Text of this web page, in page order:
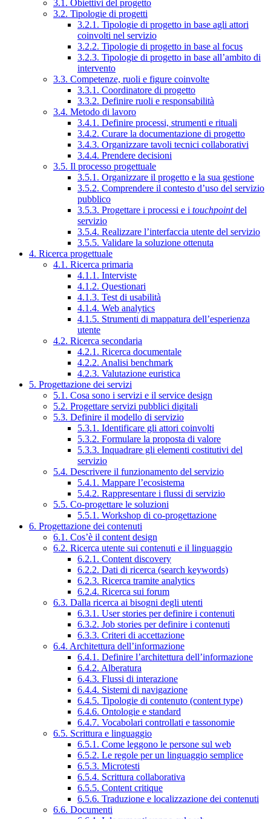
3.1. Obiettivi del progetto
3.2. Tipologie di progetti
3.2.1. Tipologie di progetto in base agli attori
coinvolti nel servizio
3.2.2. Tipologie di progetto in base al focus
3.2.3. Tipologie di progetto in base all’ambito di
intervento
3.3. Competenze, ruoli e figure coinvolte
3.3.1. Coordinatore di progetto
3.3.2. Definire ruoli e responsabilità
3.4. Metodo di lavoro
3.4.1. Definire processi, strumenti e rituali
3.4.2. Curare la documentazione di progetto
3.4.3. Organizzare tavoli tecnici collaborativi
3.4.4. Prendere decisioni
3.5. Il processo progettuale
3.5.1. Organizzare il progetto e la sua gestione
3.5.2. Comprendere il contesto d’uso del servizio
pubblico
3.5.3. Progettare i processi e i touchpointdel
servizio
3.5.4. Realizzare l’interfaccia utente del servizio
3.5.5. Validare la soluzione ottenuta
4. Ricerca progettuale
4.1. Ricerca primaria
4.1.1. Interviste
4.1.2. Questionari
4.1.3. Test di usabilità
4.1.4. Web analytics
4.1.5. Strumenti di mappatura dell’esperienza
utente
4.2. Ricerca secondaria
4.2.1. Ricerca documentale
4.2.2. Analisi benchmark
4.2.3. Valutazione euristica
5. Progettazione dei servizi
5.1. Cosa sono i servizi e il service design
5.2. Progettare servizi pubblici digitali
5.3. Definire il modello di servizio
5.3.1. Identificare gli attori coinvolti
5.3.2. Formulare la proposta di valore
5.3.3. Inquadrare gli elementi costitutivi del
servizio
5.4. Descrivere il funzionamento del servizio
5.4.1. Mappare l’ecosistema
5.4.2. Rappresentare i flussi di servizio
5.5. Co-progettare le soluzioni
5.5.1. Workshop di co-progettazione
6. Progettazione dei contenuti
6.1. Cos’è il content design
6.2. Ricerca utente sui contenuti e il linguaggio
6.2.1. Content discovery
6.2.2. Dati di ricerca (search keywords)
6.2.3. Ricerca tramite analytics
6.2.4. Ricerca sui forum
6.3. Dalla ricerca ai bisogni degli utenti
6.3.1. User stories per definire i contenuti
6.3.2. Job stories per definire i contenuti
6.3.3. Criteri di accettazione
6.4. Architettura dell’informazione
6.4.1. Definire l’architettura dell’informazione
6.4.2. Alberatura
6.4.3. Flussi di interazione
6.4.4. Sistemi di navigazione
6.4.5. Tipologie di contenuto (content type)
6.4.6. Ontologie e standard
6.4.7. Vocabolari controllati e tassonomie
6.5. Scrittura e linguaggio
6.5.1. Come leggono le persone sul web
6.5.2. Le regole per un linguaggio semplice
6.5.3. Microtesti
6.5.4. Scrittura collaborativa
6.5.5. Content critique
6.5.6. Traduzione e localizzazione dei contenuti
6.6. Documenti